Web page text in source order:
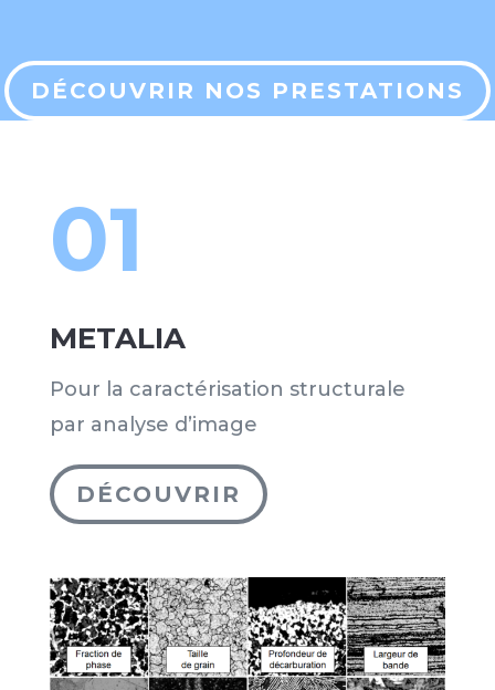
DÉCOUVRIR NOS PRESTATIONS
01
METALIA
Pour la caractérisation structurale
par analyse d’image
DÉCOUVRIR